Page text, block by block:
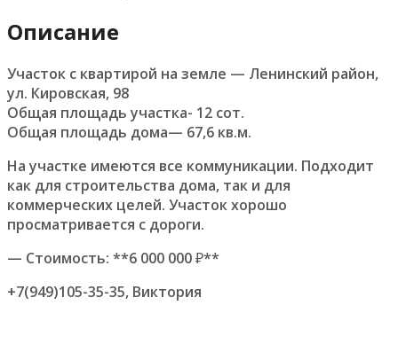
Описание
Участок с квартирой на земле — Ленинский район,
ул. Кировская, 98
Общая площадь участка- 12 сот.
Общая площадь дома— 67,6 кв.м.
На участке имеются все коммуникации. Подходит
как для строительства дома, так и для
коммерческих целей. Участок хорошо
просматривается с дороги.
— Стоимость: **6 000 000 ₽**
+7(949)105-35-35, Виктория